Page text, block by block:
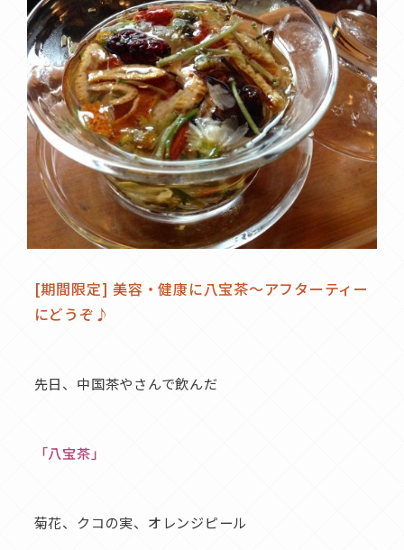
[期間限定] 美容・健康に八宝茶〜アフターティー
にどうぞ♪
先日、中国茶やさんで飲んだ
「八宝茶」
菊花、クコの実、オレンジピール